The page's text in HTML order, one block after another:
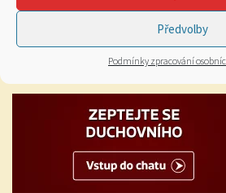
Předvolby
Podmínky zpracování